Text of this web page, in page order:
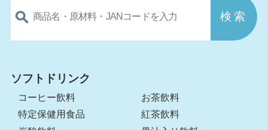
ソフトドリンク
コーヒー飲料
お茶飲料
特定保健用食品
紅茶飲料